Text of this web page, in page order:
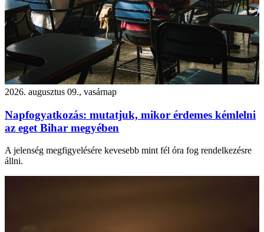
2026. augusztus 09., vasárnap
Napfogyatkozás: mutatjuk, mikor érdemes kémlelni
az eget Bihar megyében
A jelenség megfigyelésére kevesebb mint fél óra fog rendelkezésre
állni.